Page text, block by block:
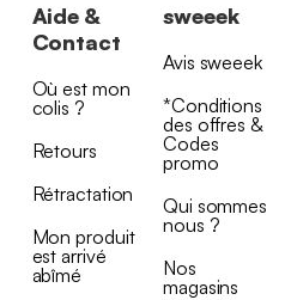
Aide &
Contact
Où est mon
colis ?
Retours
Rétractation
Mon produit
est arrivé
abîmé
sweeek
Avis sweeek
*Conditions
des offres &
Codes
promo
Qui sommes
nous ?
Nos
magasins